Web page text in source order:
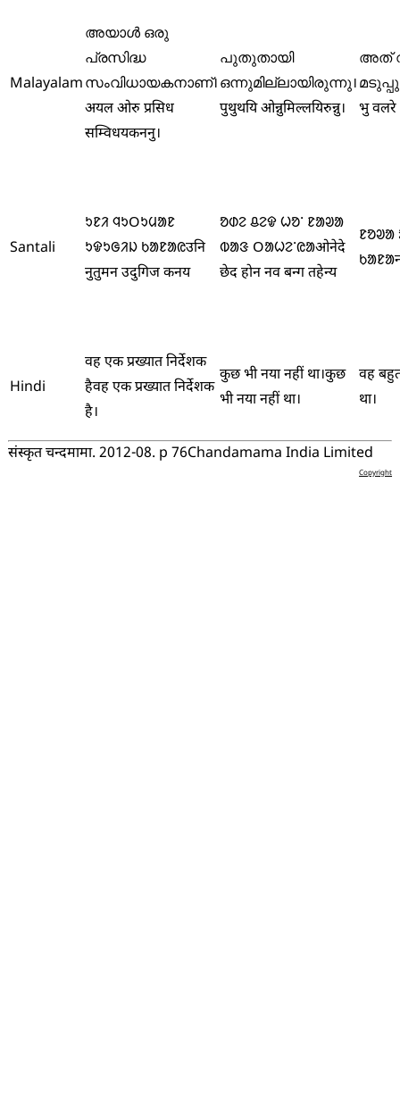
Malayalam
അയാൾ ഒരു
പ്രസിദ്ധ
സംവിധായകനാണ്।
अयल ओरु प्रसिध
सम्विधयकननु।
പുതുതായി
ഒന്നുമില്ലായിരുന്നു।
पुथुथयि ओन्नुमिल्लयिरुन्नु।
അത്
भु वलरे
Santali
ᱩᱱᱤ ᱧᱩᱛᱩᱢᱟᱱ
ᱩᱫᱩᱜᱤᱡ ᱠᱟᱱᱟᱭउनि
नुतुमन उदुगिज कनय
ᱚᱰᱮ ᱪᱮᱫ ᱦᱚᱸ ᱱᱟᱣᱟ
ᱵᱟᱝ ᱛᱟᱦᱮᱸᱭᱟओनेदे
छेद होन नव बन्ग तहेन्य
ᱱᱚᱣᱟ
ᱠᱟᱱᱟ
Hindi
वह एक प्रख्यात निर्देशक
हैवह एक प्रख्यात निर्देशक
है।
कुछ भी नया नहीं था।कुछ
भी नया नहीं था।
वह
था।
संस्कृत चन्दमामा. 2012-08. p 76Chandamama India Limited
Copyright